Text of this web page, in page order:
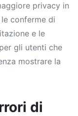
privacy in
conferme di
e le
gli utenti che
mostrare la
di